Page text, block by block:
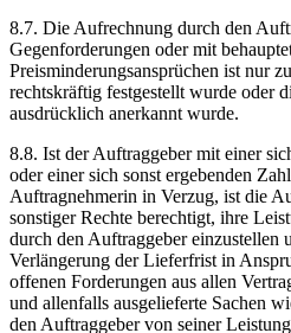
8.7. Die Aufrechnung durch den
Gegenforderungen oder mit
Preisminderungsansprüchen ist nur
rechtskräftig festgestellt wurde oder
ausdrücklich anerkannt wurde.
8.8. Ist der Auftraggeber mit einer
oder einer sich sonst ergebenden
Auftragnehmerin in Verzug, ist die
sonstiger Rechte berechtigt, ihre
durch den Auftraggeber einzustellen
Verlängerung der Lieferfrist in
offenen Forderungen aus allen
und allenfalls ausgelieferte Sachen
den Auftraggeber von seiner